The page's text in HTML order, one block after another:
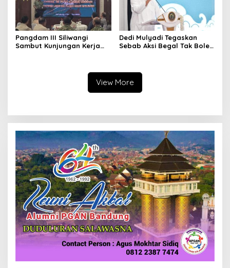
Pangdam III Siliwangi
Sambut Kunjungan Kerja
Dedi Mulyadi Tegaskan
Sebab Aksi Begal Tak Boleh
View More